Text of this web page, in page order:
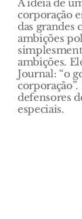
A ideia de
corporação
das grandes
ambições
ambições.
Journal: “o
defensores
especiais.